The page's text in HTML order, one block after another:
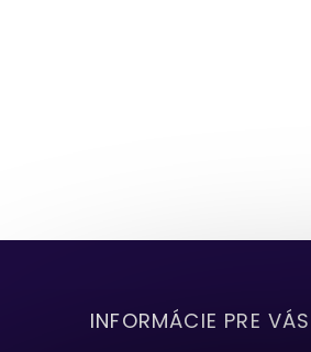
INFORMÁCIE PRE VÁS